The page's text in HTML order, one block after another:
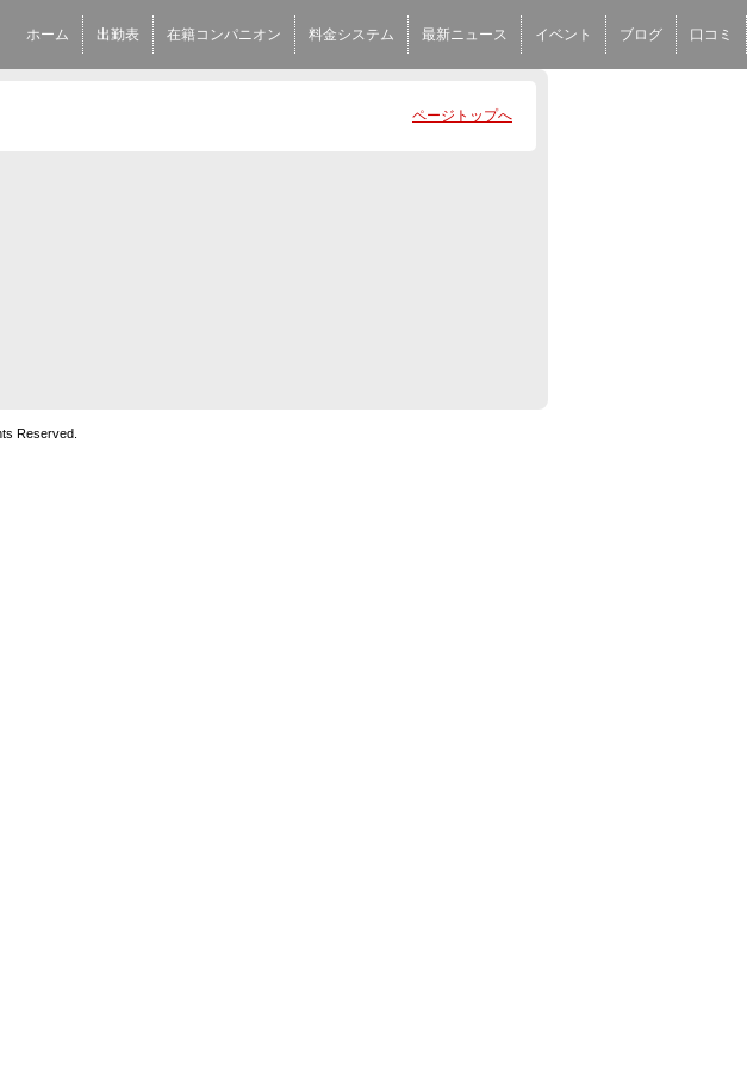
ホーム 出勤表 在籍コンパニオン 料金システム 最新ニュース イベント ブログ 口コミ
ページトップへ
Reserved.